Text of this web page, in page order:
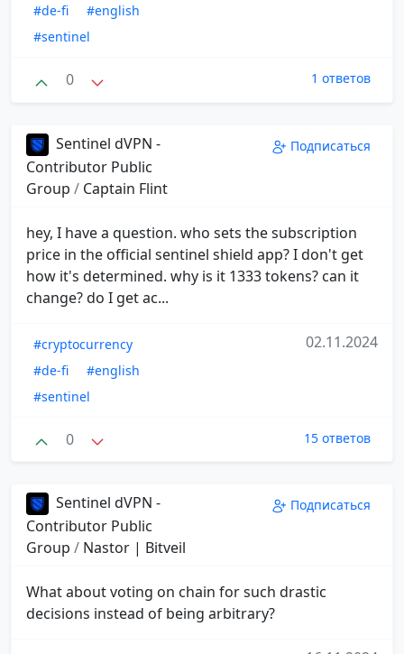
#de-fi
#english
#sentinel
0 1 ответов
Sentinel dVPN -
Contributor Public
Group / Captain Flint
Подписаться
hey, I have a question. who sets the subscription
price in the official sentinel shield app? I don't get
how it's determined. why is it 1333 tokens? can it
change? do I get ac...
#cryptocurrency
#de-fi
#english
#sentinel
02.11.2024
0 15 ответов
Sentinel dVPN -
Contributor Public
Group / Nastor | Bitveil
Подписаться
What about voting on chain for such drastic
decisions instead of being arbitrary?